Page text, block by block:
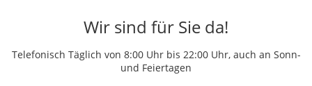
Wir sind für Sie da!
Telefonisch Täglich von 8:00 Uhr bis 22:00 Uhr, auch an Sonn-
und Feiertagen